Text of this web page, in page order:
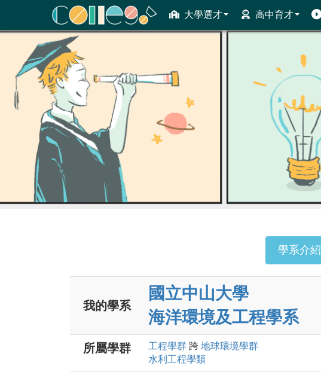
大學選才 高中育才
ColleGo! 大學選才與高中育才輔助系統
學系介紹
我的學系
國立中山大學
海洋環境及工程學系
所屬學群 工程學群 跨 地球環境學群
水利工程學類